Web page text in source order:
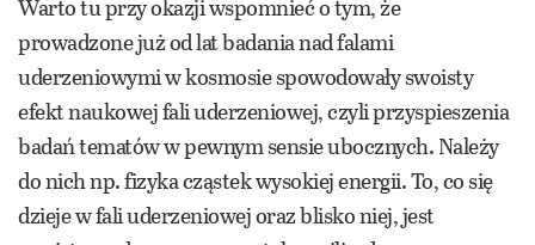
Warto tu przy okazji wspomnieć o tym, że
prowadzone już od lat badania nad falami
uderzeniowymi w kosmosie spowodowały swoisty
efekt naukowej fali uderzeniowej, czyli przyspieszenia
badań tematów w pewnym sensie ubocznych. Należy
do nich np. fizyka cząstek wysokiej energii. To, co się
dzieje w fali uderzeniowej oraz blisko niej, jest